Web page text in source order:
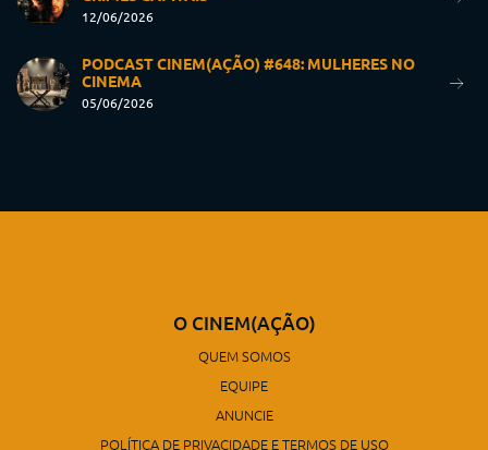
12/06/2026
PODCAST CINEM(AÇÃO) #648: MULHERES NO
CINEMA
05/06/2026
O CINEM(AÇÃO)
QUEM SOMOS
EQUIPE
ANUNCIE
POLÍTICA DE PRIVACIDADE E TERMOS DE USO